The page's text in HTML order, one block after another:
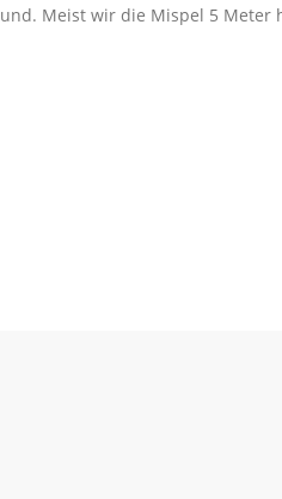
Meist wir die Mispel 5 Meter